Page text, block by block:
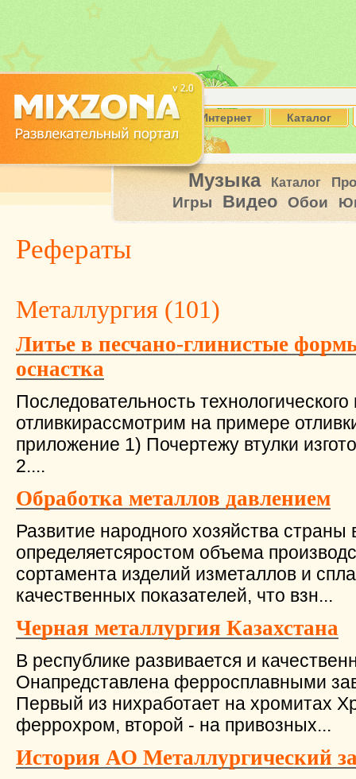
Интернет Каталог
Музыка Каталог
Игры Видео Обои
Рефераты
Металлургия (101)
Литье в песчано-глинистые
оснастка
Последовательность
отливкирассмотрим на примере
приложение 1) Почертежу втулки
2....
Обработка металлов давлением
Развитие народного хозяйства
определяетсяростом объема
сортамента изделий изметаллов и
качественных показателей, что взн...
Черная металлургия Казахстана
В республике развивается и
Онапредставлена ферросплавными
Первый из нихработает на хромитах
феррохром, второй - на привозных...
История АО Металлургический